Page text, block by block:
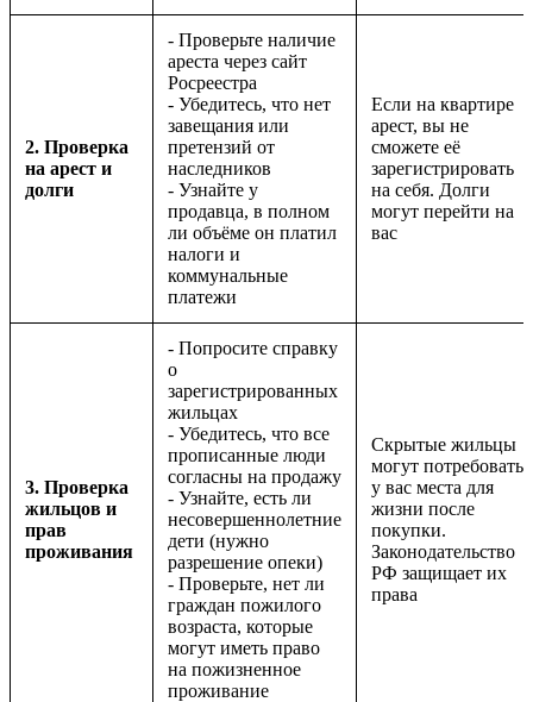
2. Проверка
на арест и
долги
- Проверьте наличие
ареста через сайт
Росреестра
- Убедитесь, что нет
завещания или
претензий от
наследников
- Узнайте у
продавца, в полном
ли объёме он платил
налоги и
коммунальные
платежи
Если на квартире
арест, вы не
сможете её
зарегистрировать
на себя. Долги
могут перейти на
вас
3. Проверка
жильцов и
прав
проживания
- Попросите справку
о
зарегистрированных
жильцах
- Убедитесь, что все
прописанные люди
согласны на продажу
- Узнайте, есть ли
несовершеннолетние
дети (нужно
разрешение опеки)
- Проверьте, нет ли
граждан пожилого
возраста, которые
могут иметь право
на пожизненное
проживание
Скрытые жильцы
могут потребовать
у вас места для
жизни после
покупки.
Законодательство
РФ защищает их
права